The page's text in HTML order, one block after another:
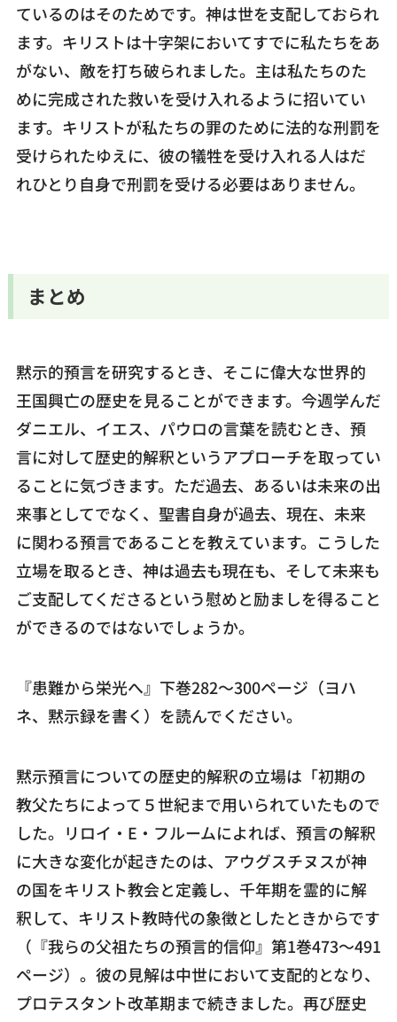
ているのはそのためです。神は世を支配しておられ
ます。キリストは十字架においてすでに私たちをあ
がない、敵を打ち破られました。主は私たちのた
めに完成された救いを受け入れるように招いてい
ます。キリストが私たちの罪のために法的な刑罰を
受けられたゆえに、彼の犠牲を受け入れる人はだ
れひとり自身で刑罰を受ける必要はありません。
まとめ
黙示的預言を研究するとき、そこに偉大な世界的
王国興亡の歴史を見ることができます。今週学んだ
ダニエル、イエス、パウロの言葉を読むとき、預
言に対して歴史的解釈というアプローチを取ってい
ることに気づきます。ただ過去、あるいは未来の出
来事としてでなく、聖書自身が過去、現在、未来
に関わる預言であることを教えています。こうした
立場を取るとき、神は過去も現在も、そして未来も
ご支配してくださるという慰めと励ましを得ること
ができるのではないでしょうか。
『患難から栄光へ』下巻282～300ページ（ヨハ
ネ、黙示録を書く）を読んでください。
黙示預言についての歴史的解釈の立場は「初期の
教父たちによって５世紀まで用いられていたもので
した。リロイ・E・フルームによれば、預言の解釈
に大きな変化が起きたのは、アウグスチヌスが神
の国をキリスト教会と定義し、千年期を霊的に解
釈して、キリスト教時代の象徴としたときからです
（『我らの父祖たちの預言的信仰』第1巻473～491
ページ）。彼の見解は中世において支配的となり、
プロテスタント改革期まで続きました。再び歴史